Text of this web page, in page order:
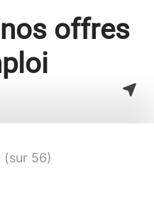
offres
(sur 56)